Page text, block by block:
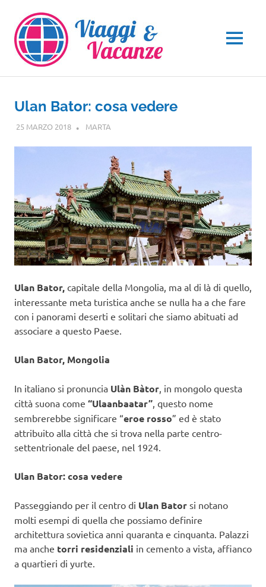
contenuto
MENU
Ulan Bator: cosa vedere
25 MARZO 2018 MARTA
Ulan Bator, capitale della Mongolia, ma al di là di quello,
interessante meta turistica anche se nulla ha a che fare
con i panorami deserti e solitari che siamo abituati ad
associare a questo Paese.
Ulan Bator, Mongolia
In italiano si pronuncia Ulàn Bàtor, in mongolo questa
città suona come “Ulaanbaatar”, questo nome
sembrerebbe significare “eroe rosso” ed è stato
attribuito alla città che si trova nella parte centro-
settentrionale del paese, nel 1924.
Ulan Bator: cosa vedere
Passeggiando per il centro di Ulan Bator si notano
molti esempi di quella che possiamo definire
architettura sovietica anni quaranta e cinquanta. Palazzi
ma anche torri residenziali in cemento a vista, affianco
a quartieri di yurte.